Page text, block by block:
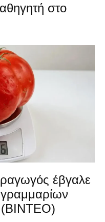
στο
έβγαλε
γραμμαρίων
(ΒΙΝΤΕΟ)